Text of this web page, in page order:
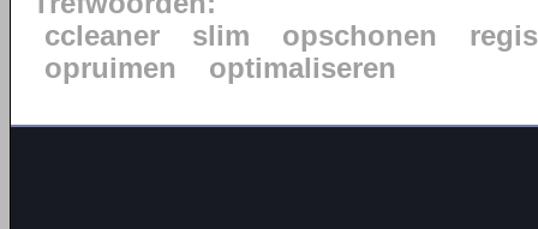
ccleaner
slim opschonen
opruimen
optimaliseren